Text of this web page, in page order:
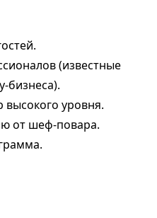
(известные
бизнеса).
уровня.
от шеф-повара.